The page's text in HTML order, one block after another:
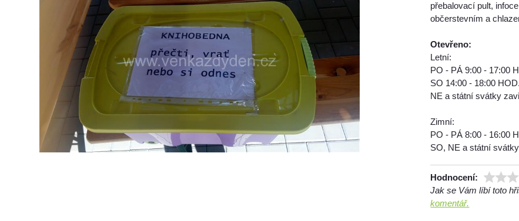
přebalovací pult,
občerstevním a
Otevřeno:
Letní:
PO - PÁ 9:00 - 17:00
SO 14:00 - 18:00 HOD.
NE a státní svátky
Zimní:
PO - PÁ 8:00 - 16:00
SO, NE a státní
Hodnocení:
Jak se Vám líbí toto
komentář.